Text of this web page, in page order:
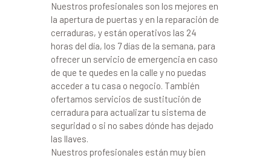
Nuestros profesionales son los mejores en
la apertura de puertas y en la reparación de
cerraduras, y están operativos las 24
horas del día, los 7 días de la semana, para
ofrecer un servicio de emergencia en caso
de que te quedes en la calle y no puedas
acceder a tu casa o negocio. También
ofertamos servicios de sustitución de
cerradura para actualizar tu sistema de
seguridad o si no sabes dónde has dejado
las llaves.
Nuestros profesionales están muy bien